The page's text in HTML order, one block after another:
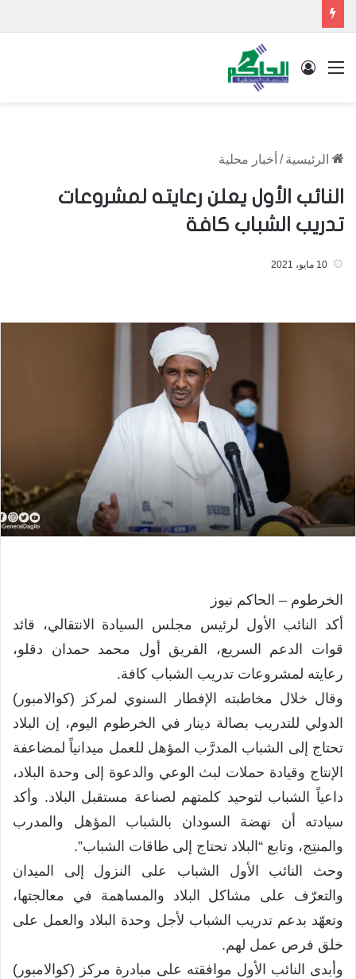
القائمة تسجيل الدخول
الرئيسية / أخبار محلية
النائب الأول يعلن رعايته لمشروعات
تدريب الشباب كافة
10 مايو، 2021
الخرطوم – الحاكم نيوز
أكد النائب الأول لرئيس مجلس السيادة الانتقالي، قائد
قوات الدعم السريع، الفريق أول محمد حمدان دقلو،
رعايته لمشروعات تدريب الشباب كافة.
وقال خلال مخاطبته الإفطار السنوي لمركز (كوالامبور)
الدولي للتدريب بصالة دينار في الخرطوم اليوم، إن البلاد
تحتاج إلى الشباب المدرَّب المؤهل للعمل ميدانياً لمضاعفة
الإنتاج وقيادة حملات لبث الوعي والدعوة إلى وحدة البلاد،
داعياً الشباب لتوحيد كلمتهم لصناعة مستقبل البلاد. وأكد
سيادته أن نهضة السودان بالشباب المؤهل والمدرب
والمنتِج، وتابع “البلاد تحتاج إلى طاقات الشباب”.
وحث النائب الأول الشباب على النزول إلى الميدان
والتعرّف على مشاكل البلاد والمساهمة في معالجتها،
وتعهّد بدعم تدريب الشباب لأجل وحدة البلاد والعمل على
خلق فرص عمل لهم.
وأبدى النائب الأول موافقته على مبادرة مركز (كوالامبور)